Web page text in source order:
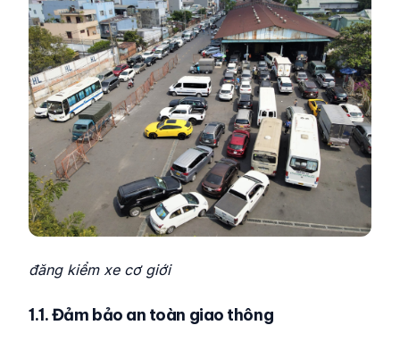
đăng kiểm xe cơ giới
1.1. Đảm bảo an toàn giao thông